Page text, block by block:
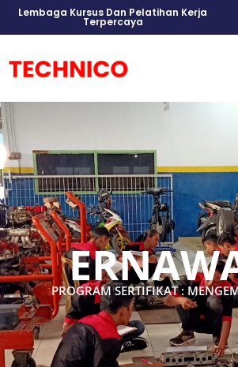
Lembaga Kursus Dan Pelatihan Kerja
Terpercaya
PROGRAM SERTIFIKAT :